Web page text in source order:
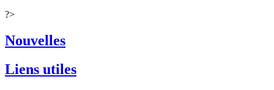
?>
Nouvelles
Liens utiles